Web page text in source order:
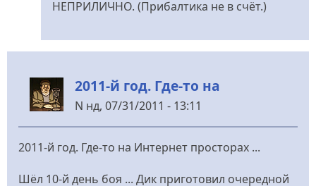
НЕПРИЛИЧНО. (Прибалтика не в счёт.)
2011-й год. Где-то на
N нд, 07/31/2011 - 13:11
2011-й год. Где-то на Интернет просторах ...
Шёл 10-й день боя ... Дик приготовил очередной